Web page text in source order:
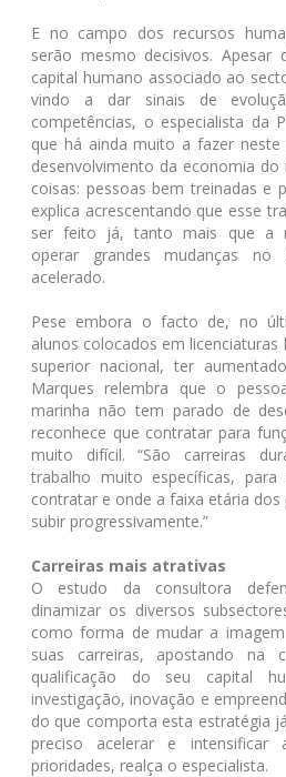
E no campo dos recursos
serão mesmo decisivos.
capital humano associado ao
vindo a dar sinais de
competências, o especialista da
que há ainda muito a fazer neste
desenvolvimento da economia
coisas: pessoas bem treinadas e
explica acrescentando que esse
ser feito já, tanto mais que a
operar grandes mudanças
acelerado.
Pese embora o facto de, no
alunos colocados em
superior nacional, ter
Marques relembra que o
marinha não tem parado de
reconhece que contratar para
muito difícil. “São carreiras
trabalho muito específicas,
contratar e onde a faixa etária
subir progressivamente.”
Carreiras mais atrativas
O estudo da consultora
dinamizar os diversos
como forma de mudar a
suas carreiras, apostando na
qualificação do seu capital
investigação, inovação e
do que comporta esta estratégia
preciso acelerar e intensificar
prioridades, realça o especialista.